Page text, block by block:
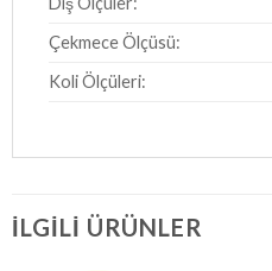
Çekmece Ölçüsü:
Koli Ölçüleri:
İLGILI ÜRÜNLER